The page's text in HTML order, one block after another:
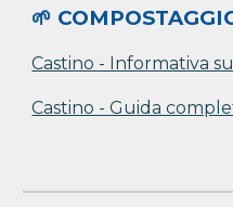
🌱
Castino - Informativa
Castino - Guida